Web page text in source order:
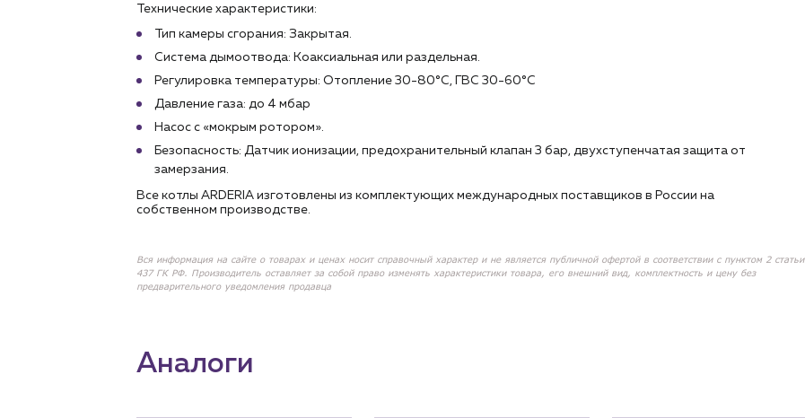
Технические характеристики:
Тип камеры сгорания: Закрытая.
Система дымоотвода: Коаксиальная или раздельная.
Регулировка температуры: Отопление 30-80°С, ГВС 30-60°С
Давление газа: до 4 мбар
Насос с «мокрым ротором».
Безопасность: Датчик ионизации, предохранительный клапан 3 бар, двухступенчатая защита от
замерзания.
Все котлы ARDERIA изготовлены из комплектующих международных поставщиков в России на
собственном производстве.
Вся информация на сайте о товарах и ценах носит справочный характер и не является публичной офертой в соответствии с пунктом 2 статьи
437 ГК РФ. Производитель оставляет за собой право изменять характеристики товара, его внешний вид, комплектность и цену без
предварительного уведомления продавца
Аналоги